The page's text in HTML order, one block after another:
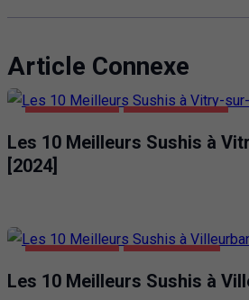
Article Connexe
Les 10 Meilleurs Sushis à
[2024]
Les 10 Meilleurs Sushis à